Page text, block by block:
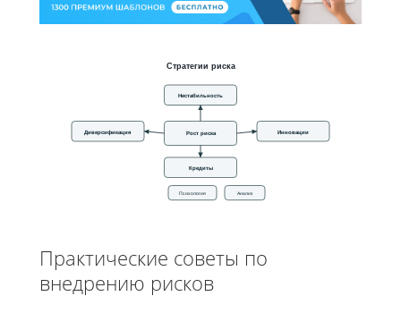
Стратегии риска
Нестабильность
Диверсификация Рост риска Инновации
Кредиты
Психология Анализ
Практические советы по
внедрению рисков